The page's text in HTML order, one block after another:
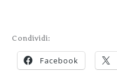
Condividi:
Facebook